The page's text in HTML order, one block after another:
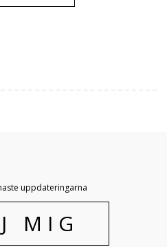
uppdateringarna
MIG